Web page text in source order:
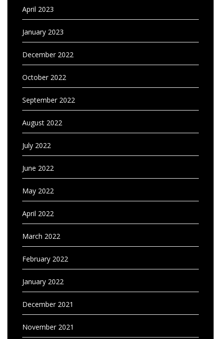
April 2023
January 2023
December 2022
October 2022
September 2022
August 2022
July 2022
June 2022
May 2022
April 2022
March 2022
February 2022
January 2022
December 2021
November 2021